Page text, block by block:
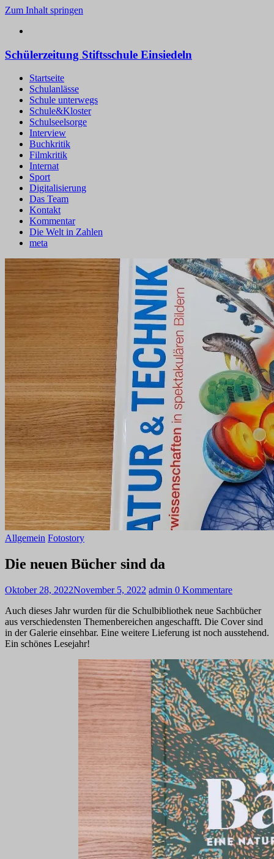
Zum Inhalt springen
Schülerzeitung Stiftsschule Einsiedeln
Startseite
Schulanlässe
Schule unterwegs
Schule&Kloster
Schulseelsorge
Interview
Buchkritik
Filmkritik
Internat
Sport
Digitalisierung
Das Team
Kontakt
Kommentar
Die Welt in Zahlen
meta
Allgemein Fotostory
Die neuen Bücher sind da
Oktober 28, 2022November 5, 2022 admin 0 Kommentare
Auch dieses Jahr wurden für die Schulbibliothek neue Sachbücher
aus verschiedensten Themenbereichen angeschafft. Die Cover sind
in der Galerie einsehbar. Eine weitere Lieferung ist noch ausstehend.
Ein schönes Lesejahr!